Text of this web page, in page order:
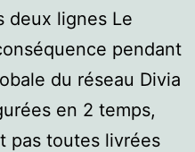
deux lignes Le
pendant
du réseau Divia
en 2 temps,
pas toutes livrées